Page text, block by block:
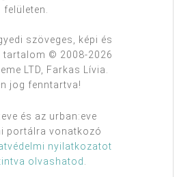
felületen.
szöveges, képi és
tartalom © 2008-2026
LTD, Farkas Lívia.
jog fenntartva!
és az urban:eve
portálra vonatkozó
nyilatkozatot
olvashatod